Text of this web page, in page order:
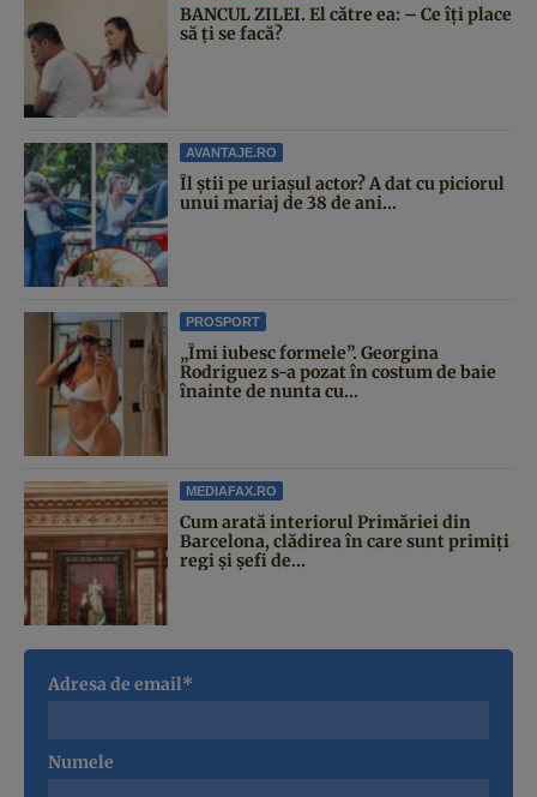
BANCUL ZILEI. El către ea: – Ce îți place
să ți se facă?
AVANTAJE.RO
Îl știi pe uriașul actor? A dat cu piciorul
unui mariaj de 38 de ani...
PROSPORT
„Îmi iubesc formele”. Georgina
Rodriguez s-a pozat în costum de baie
înainte de nunta cu...
MEDIAFAX.RO
Cum arată interiorul Primăriei din
Barcelona, clădirea în care sunt primiți
regi și șefi de...
Adresa de email*
Numele